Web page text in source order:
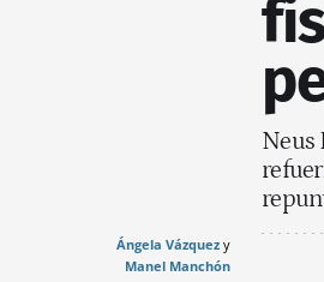
Neus
Ángela Vázquez
Manel Manchón